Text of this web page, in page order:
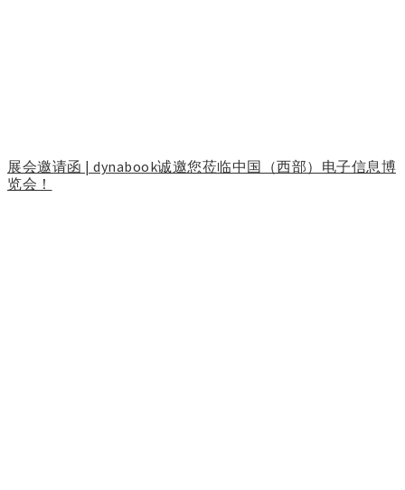
展会邀请函 | dynabook诚邀您莅临中国（西部）电子信息博
览会！